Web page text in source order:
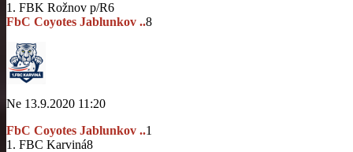
1. FBK Rožnov p/R6
FbC Coyotes Jablunkov ..8
Ne 13.9.2020 11:20
FbC Coyotes Jablunkov ..1
1. FBC Karviná8